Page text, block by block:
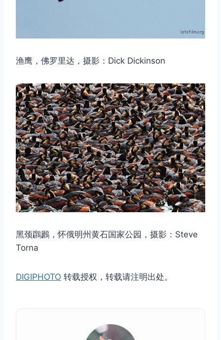
渔鹰，佛罗里达，摄影：Dick Dickinson
黑颈鸊鷉，怀俄明州黄石国家公园，摄影：Steve
Torna
DIGIPHOTO 转载授权，转载请注明出处。